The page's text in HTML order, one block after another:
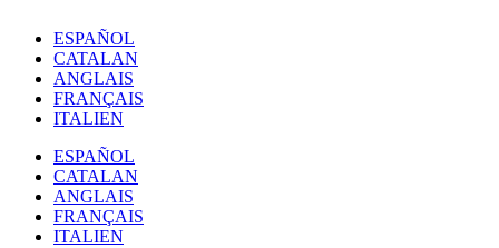
ESPAÑOL
CATALAN
ANGLAIS
FRANÇAIS
ITALIEN
ESPAÑOL
CATALAN
ANGLAIS
FRANÇAIS
ITALIEN